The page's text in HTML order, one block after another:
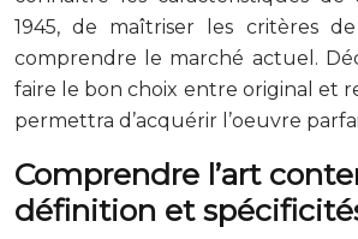
1945, de maîtriser les critères
comprendre le marché actuel.
faire le bon choix entre original et
permettra d’acquérir l’oeuvre
Comprendre l’art
définition et